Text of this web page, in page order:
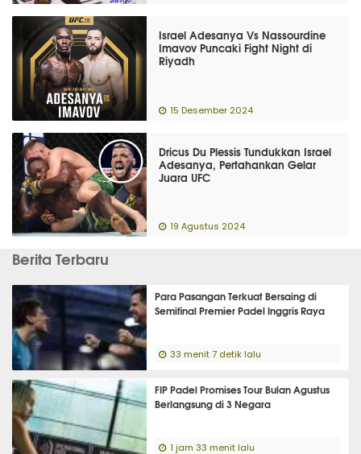
Israel Adesanya Vs Nassourdine
Imavov Puncaki Fight Night di
Riyadh
15 Desember 2024
Dricus Du Plessis Tundukkan Israel
Adesanya, Pertahankan Gelar
Juara UFC
19 Agustus 2024
Berita Terbaru
Para Pasangan Terkuat Bersaing di
Semifinal Premier Padel Inggris Raya
33 menit 7 detik lalu
FIP Padel Promises Tour Bulan Agustus
Berlangsung di 3 Negara
1 jam 33 menit lalu